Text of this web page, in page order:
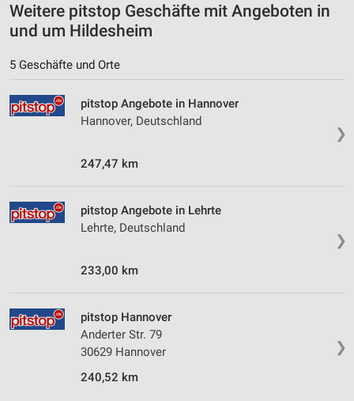
Weitere pitstop Geschäfte mit Angeboten in
und um Hildesheim
5 Geschäfte und Orte
❯
pitstop Angebote in Hannover
Hannover, Deutschland
247,47 km
❯
pitstop Angebote in Lehrte
Lehrte, Deutschland
233,00 km
❯
pitstop Hannover
Anderter Str. 79
30629 Hannover
240,52 km